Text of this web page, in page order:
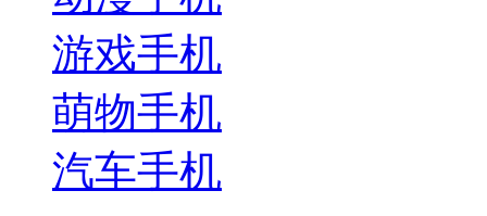
游戏手机
萌物手机
汽车手机